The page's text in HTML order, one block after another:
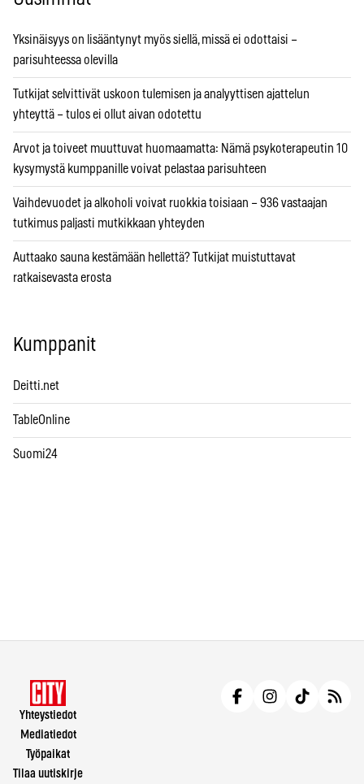
Yksinäisyys on lisääntynyt myös siellä, missä ei odottaisi –
parisuhteessa olevilla
Tutkijat selvittivät uskoon tulemisen ja analyyttisen ajattelun
yhteyttä – tulos ei ollut aivan odotettu
Arvot ja toiveet muuttuvat huomaamatta: Nämä psykoterapeutin 10
kysymystä kumppanille voivat pelastaa parisuhteen
Vaihdevuodet ja alkoholi voivat ruokkia toisiaan – 936 vastaajan
tutkimus paljasti mutkikkaan yhteyden
Auttaako sauna kestämään hellettä? Tutkijat muistuttavat
ratkaisevasta erosta
Kumppanit
Deitti.net
TableOnline
Suomi24
Yhteystiedot
Mediatiedot
Työpaikat
Tilaa uutiskirje